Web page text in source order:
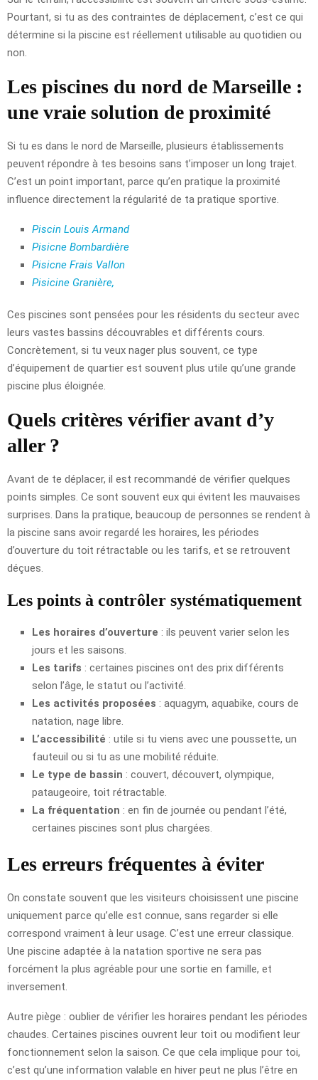
Pourtant, si tu as des contraintes de déplacement, c’est ce qui
détermine si la piscine est réellement utilisable au quotidien ou
non.
Les piscines du nord de Marseille :
une vraie solution de proximité
Si tu es dans le nord de Marseille, plusieurs établissements
peuvent répondre à tes besoins sans t’imposer un long trajet.
C’est un point important, parce qu’en pratique la proximité
influence directement la régularité de ta pratique sportive.
Piscin Louis Armand
Pisicne Bombardière
Pisicne Frais Vallon
Pisicine Granière,
Ces piscines sont pensées pour les résidents du secteur avec
leurs vastes bassins découvrables et différents cours.
Concrètement, si tu veux nager plus souvent, ce type
d’équipement de quartier est souvent plus utile qu’une grande
piscine plus éloignée.
Quels critères vérifier avant d’y
aller ?
Avant de te déplacer, il est recommandé de vérifier quelques
points simples. Ce sont souvent eux qui évitent les mauvaises
surprises. Dans la pratique, beaucoup de personnes se rendent à
la piscine sans avoir regardé les horaires, les périodes
d’ouverture du toit rétractable ou les tarifs, et se retrouvent
déçues.
Les points à contrôler systématiquement
Les horaires d’ouverture : ils peuvent varier selon les
jours et les saisons.
Les tarifs : certaines piscines ont des prix différents
selon l’âge, le statut ou l’activité.
Les activités proposées : aquagym, aquabike, cours de
natation, nage libre.
L’accessibilité : utile si tu viens avec une poussette, un
fauteuil ou si tu as une mobilité réduite.
Le type de bassin : couvert, découvert, olympique,
pataugeoire, toit rétractable.
La fréquentation : en fin de journée ou pendant l’été,
certaines piscines sont plus chargées.
Les erreurs fréquentes à éviter
On constate souvent que les visiteurs choisissent une piscine
uniquement parce qu’elle est connue, sans regarder si elle
correspond vraiment à leur usage. C’est une erreur classique.
Une piscine adaptée à la natation sportive ne sera pas
forcément la plus agréable pour une sortie en famille, et
inversement.
Autre piège : oublier de vérifier les horaires pendant les périodes
chaudes. Certaines piscines ouvrent leur toit ou modifient leur
fonctionnement selon la saison. Ce que cela implique pour toi,
c’est qu’une information valable en hiver peut ne plus l’être en